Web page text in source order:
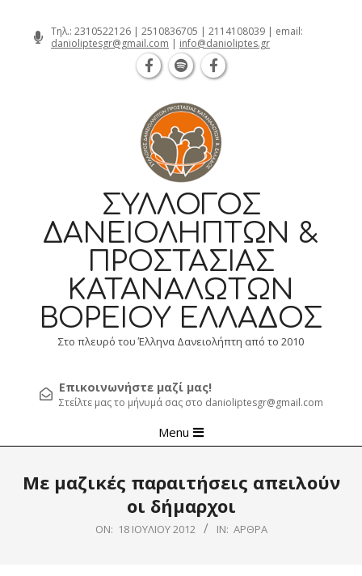
Τηλ.: 2310522126 | 2510836705 | 2114108039 | email:
danioliptesgr@gmail.com | info@danioliptes.gr
ΣΎΛΛΟΓΟΣ
ΔΑΝΕΙΟΛΗΠΤΏΝ &
ΠΡΟΣΤΑΣΊΑΣ
ΚΑΤΑΝΑΛΩΤΏΝ
ΒΟΡΕΊΟΥ ΕΛΛΆΔΟΣ
Στο πλευρό του Έλληνα Δανειολήπτη από το 2010
Επικοινωνήστε μαζί μας!
Στείλτε μας το μήνυμά σας στο danioliptesgr@gmail.com
Navigation
Menu
Με μαζικές παραιτήσεις απειλούν
οι δήμαρχοι
ON: 18 ΙΟΥΛΊΟΥ 2012 IN: ΆΡΘΡΑ